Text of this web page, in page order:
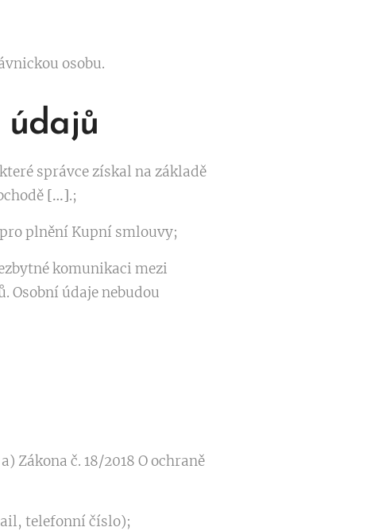
osobu.
údajů
správce získal na základě
[…].;
plnění Kupní smlouvy;
komunikaci mezi
údaje nebudou
Zákona č. 18/2018 O ochraně
telefonní číslo);